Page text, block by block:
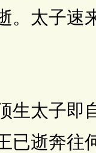
。太子速
太子即
已逝奔往